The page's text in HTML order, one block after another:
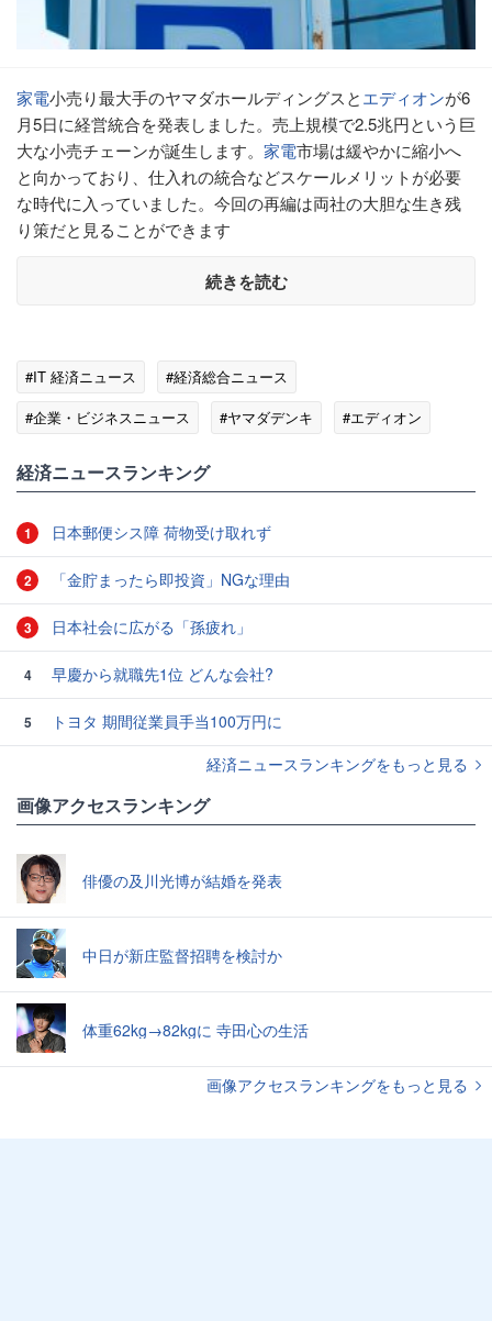
家電小売り最大手のヤマダホールディングスとエディオンが6
月5日に経営統合を発表しました。売上規模で2.5兆円という巨
大な小売チェーンが誕生します。 家電市場は緩やかに縮小へ
と向かっており、仕入れの統合などスケールメリットが必要
な時代に入っていました。今回の再編は両社の大胆な生き残
り策だと見ることができます
続きを読む
#IT 経済ニュース
#経済総合ニュース
#企業・ビジネスニュース
#ヤマダデンキ
#エディオン
経済ニュースランキング
1 日本郵便シス障 荷物受け取れず
2 「金貯まったら即投資」NGな理由
3 日本社会に広がる「孫疲れ」
4 早慶から就職先1位 どんな会社?
5
トヨタ 期間従業員手当100万円に
経済ニュースランキングをもっと見る
画像アクセスランキング
俳優の及川光博が結婚を発表
中日が新庄監督招聘を検討か
体重62kg→82kgに 寺田心の生活
画像アクセスランキングをもっと見る